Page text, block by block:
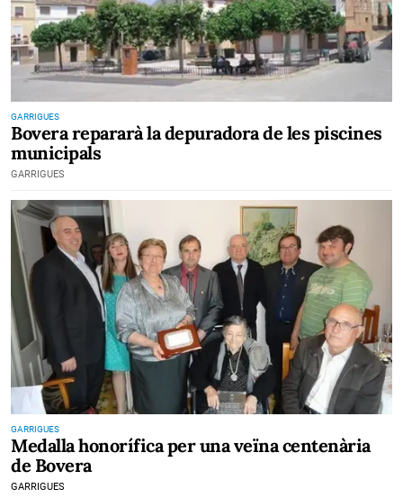
GARRIGUES
Bovera repararà la depuradora de les piscines
municipals
GARRIGUES
GARRIGUES
Medalla honorífica per una veïna centenària
de Bovera
GARRIGUES